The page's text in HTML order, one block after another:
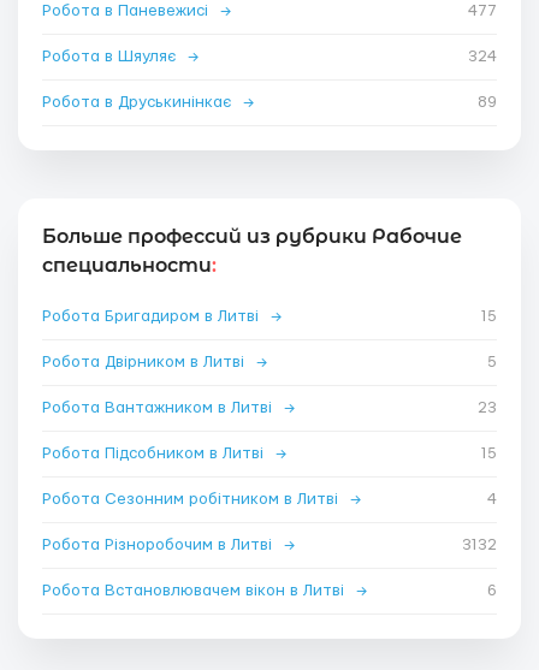
Робота в Паневежисі → 477
Робота в Шяуляє → 324
Робота в Друськинінкає → 89
Больше профессий из рубрики Рабочие
специальности:
Робота Бригадиром в Литві → 15
Робота Двірником в Литві → 5
Робота Вантажником в Литві → 23
Робота Підсобником в Литві → 15
Робота Сезонним робітником в Литві → 4
Робота Різноробочим в Литві → 3132
Робота Встановлювачем вікон в Литві → 6